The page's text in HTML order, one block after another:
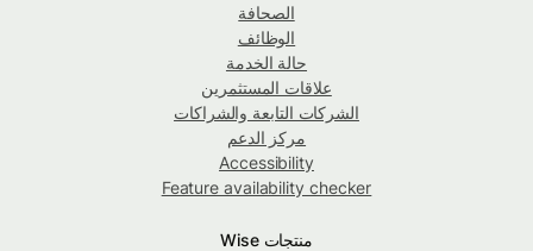
الصحافة
الوظائف
حالة الخدمة
علاقات المستثمرين
الشركات التابعة والشراكات
مركز الدعم
Accessibility
Feature availability checker
منتجات Wise